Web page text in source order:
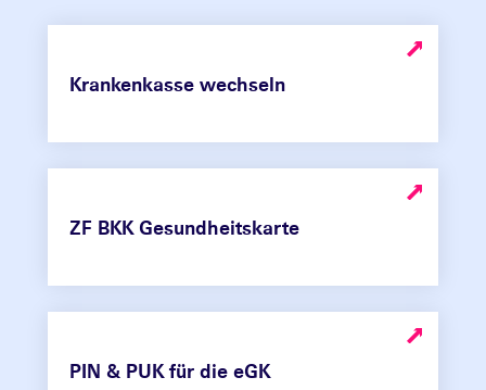
Krankenkasse wechseln
ZF BKK Gesundheitskarte
PIN & PUK für die eGK